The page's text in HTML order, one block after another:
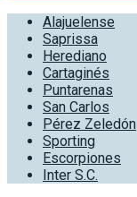
Alajuelense
Saprissa
Herediano
Cartaginés
Puntarenas
San Carlos
Pérez Zeledón
Sporting
Escorpiones
Inter S.C.